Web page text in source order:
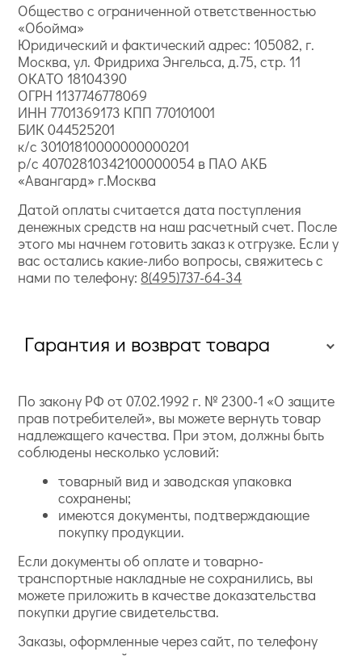
Общество с ограниченной ответственностью
«Обойма»
Юридический и фактический адрес: 105082, г.
Москва, ул. Фридриха Энгельса, д.75, стр. 11
ОКАТО 18104390
ОГРН 1137746778069
ИНН 7701369173 КПП 770101001
БИК 044525201
к/с 30101810000000000201
р/с 40702810342100000054 в ПАО АКБ
«Авангард» г.Москва
Датой оплаты считается дата поступления
денежных средств на наш расчетный счет. После
этого мы начнем готовить заказ к отгрузке. Если у
вас остались какие-либо вопросы, свяжитесь с
нами по телефону: 8(495)737-64-34
Гарантия и возврат товара
По закону РФ от 07.02.1992 г. № 2300-1 «О защите
прав потребителей», вы можете вернуть товар
надлежащего качества. При этом, должны быть
соблюдены несколько условий:
товарный вид и заводская упаковка
сохранены;
имеются документы, подтверждающие
покупку продукции.
Если документы об оплате и товарно-
транспортные накладные не сохранились, вы
можете приложить в качестве доказательства
покупки другие свидетельства.
Заказы, оформленные через сайт, по телефону